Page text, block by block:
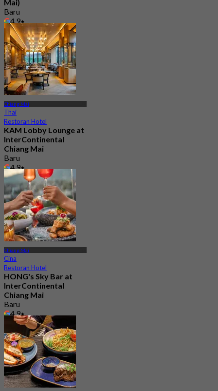
Mai)
Baru
4.9
Dari฿ 944
Chiang Mai
Thai
Restoran Hotel
KAM Lobby Lounge at
InterContinental
Chiang Mai
Baru
4.9
Dari฿ 625
Chiang Mai
Cina
Restoran Hotel
HONG's Sky Bar at
InterContinental
Chiang Mai
Baru
4.9
Dari฿ 337.5